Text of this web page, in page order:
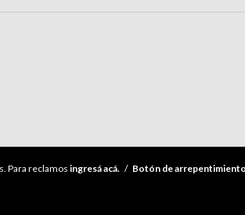
Para reclamosingresá acá. / Botón de